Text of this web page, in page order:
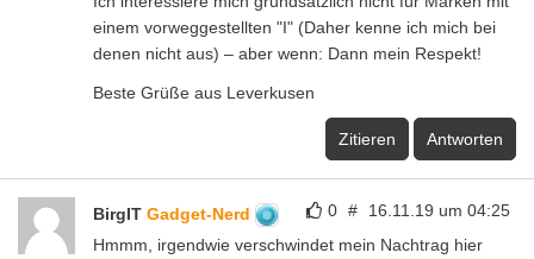
einem vorweggestellten "I" (Daher kenne ich mich bei
denen nicht aus) – aber wenn: Dann mein Respekt!
Beste Grüße aus Leverkusen
Zitieren Antworten
0 # 16.11.19 um 04:25
BirgIT Gadget-Nerd
Hmmm, irgendwie verschwindet mein Nachtrag hier